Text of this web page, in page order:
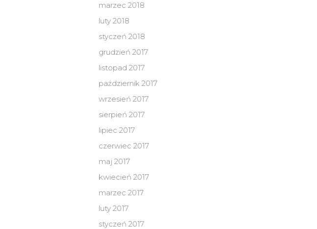
marzec 2018
luty 2018
styczeń 2018
grudzień 2017
listopad 2017
październik 2017
wrzesień 2017
sierpień 2017
lipiec 2017
czerwiec 2017
maj 2017
kwiecień 2017
marzec 2017
luty 2017
styczeń 2017